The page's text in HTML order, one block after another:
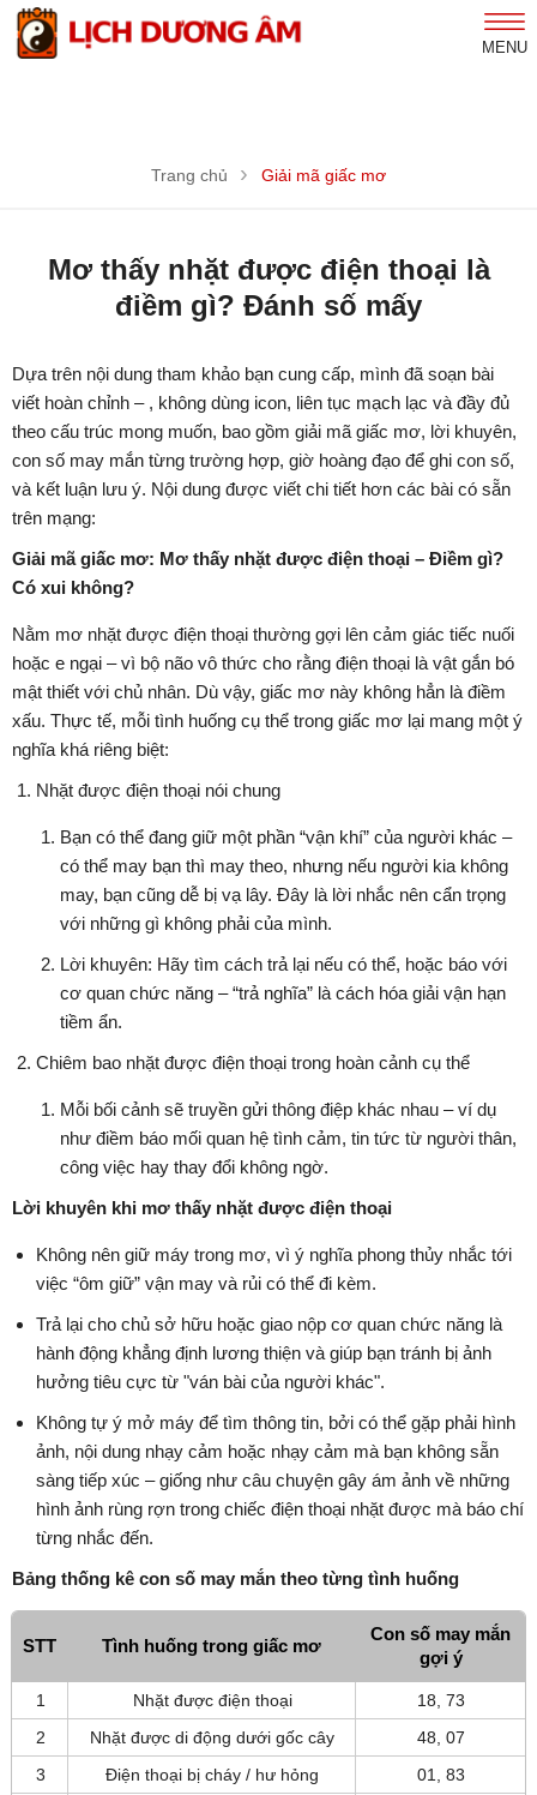
MENU
Trang chủ Giải mã giấc mơ
Mơ thấy nhặt được điện thoại là
điềm gì? Đánh số mấy
Dựa trên nội dung tham khảo bạn cung cấp, mình đã soạn bài
viết hoàn chỉnh – , không dùng icon, liên tục mạch lạc và đầy đủ
theo cấu trúc mong muốn, bao gồm giải mã giấc mơ, lời khuyên,
con số may mắn từng trường hợp, giờ hoàng đạo để ghi con số,
và kết luận lưu ý. Nội dung được viết chi tiết hơn các bài có sẵn
trên mạng:
Giải mã giấc mơ: Mơ thấy nhặt được điện thoại – Điềm gì?
Có xui không?
Nằm mơ nhặt được điện thoại thường gợi lên cảm giác tiếc nuối
hoặc e ngại – vì bộ não vô thức cho rằng điện thoại là vật gắn bó
mật thiết với chủ nhân. Dù vậy, giấc mơ này không hẳn là điềm
xấu. Thực tế, mỗi tình huống cụ thể trong giấc mơ lại mang một ý
nghĩa khá riêng biệt:
Nhặt được điện thoại nói chung
Bạn có thể đang giữ một phần “vận khí” của người khác –
có thể may bạn thì may theo, nhưng nếu người kia không
may, bạn cũng dễ bị vạ lây. Đây là lời nhắc nên cẩn trọng
với những gì không phải của mình.
Lời khuyên: Hãy tìm cách trả lại nếu có thể, hoặc báo với
cơ quan chức năng – “trả nghĩa” là cách hóa giải vận hạn
tiềm ẩn.
Chiêm bao nhặt được điện thoại trong hoàn cảnh cụ thể
Mỗi bối cảnh sẽ truyền gửi thông điệp khác nhau – ví dụ
như điềm báo mối quan hệ tình cảm, tin tức từ người thân,
công việc hay thay đổi không ngờ.
Lời khuyên khi mơ thấy nhặt được điện thoại
Không nên giữ máy trong mơ, vì ý nghĩa phong thủy nhắc tới
việc “ôm giữ” vận may và rủi có thể đi kèm.
Trả lại cho chủ sở hữu hoặc giao nộp cơ quan chức năng là
hành động khẳng định lương thiện và giúp bạn tránh bị ảnh
hưởng tiêu cực từ "ván bài của người khác".
Không tự ý mở máy để tìm thông tin, bởi có thể gặp phải hình
ảnh, nội dung nhạy cảm hoặc nhạy cảm mà bạn không sẵn
sàng tiếp xúc – giống như câu chuyện gây ám ảnh về những
hình ảnh rùng rợn trong chiếc điện thoại nhặt được mà báo chí
từng nhắc đến.
Bảng thống kê con số may mắn theo từng tình huống
STT Tình huống trong giấc mơ
Con số may mắn
gợi ý
1 Nhặt được điện thoại
18, 73
2
Nhặt được di động dưới gốc cây
48, 07
3
Điện thoại bị cháy / hư hỏng
01, 83